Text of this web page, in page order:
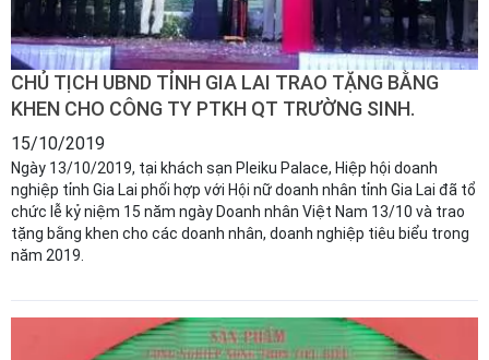
CHỦ TỊCH UBND TỈNH GIA LAI TRAO TẶNG BẰNG
KHEN CHO CÔNG TY PTKH QT TRƯỜNG SINH.
15/10/2019
Ngày 13/10/2019, tại khách sạn Pleiku Palace, Hiệp hội doanh
nghiệp tỉnh Gia Lai phối hợp với Hội nữ doanh nhân tỉnh Gia Lai đã tổ
chức lễ kỷ niệm 15 năm ngày Doanh nhân Việt Nam 13/10 và trao
tặng bằng khen cho các doanh nhân, doanh nghiệp tiêu biểu trong
năm 2019.